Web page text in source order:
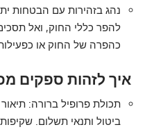
נהג בזהירות עם הבטחות
להפר כללי החוק, ואל
כהפרה של החוק או
איך לזהות ספקים
תכולת פרופיל ברורה:
ביטול ותנאי תשלום.